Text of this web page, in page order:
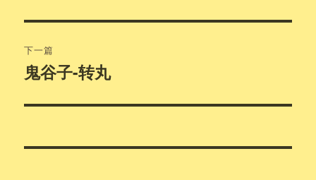
航
文
章：
下一篇
下
文
鬼谷子-转丸